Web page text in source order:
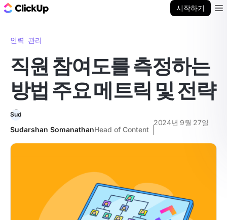
시작하기
인력 관리
직원 참여도를 측정하는
방법 주요 메트릭 및 전략
Sudarshan SomanathanHead of Content
2024년 9월 27일